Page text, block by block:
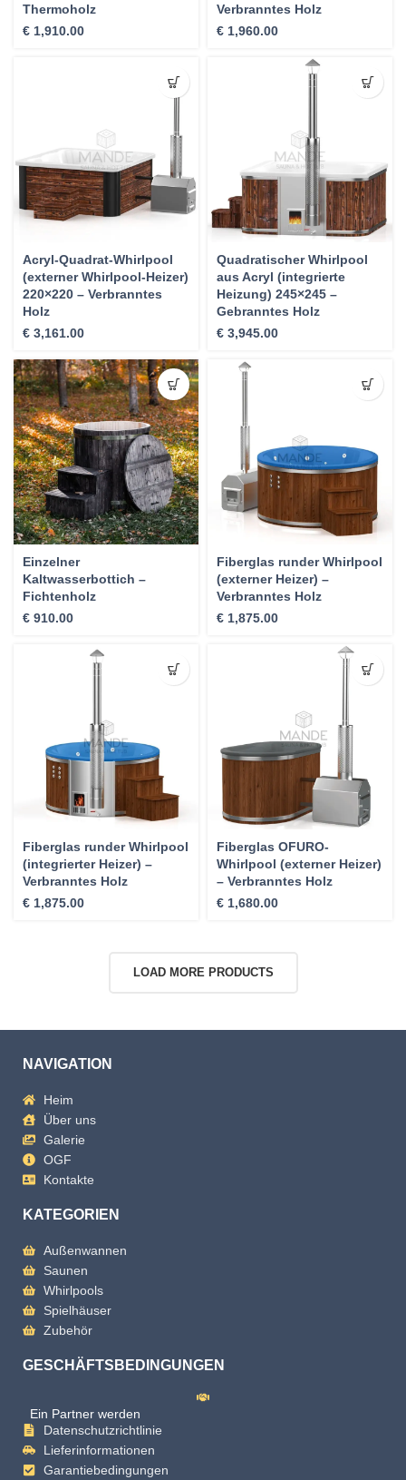
Thermoholz
€ 1,910.00
Verbranntes Holz
€ 1,960.00
Acryl-Quadrat-Whirlpool
(externer Whirlpool-Heizer)
220×220 – Verbranntes
Holz
€ 3,161.00
Quadratischer Whirlpool
aus Acryl (integrierte
Heizung) 245×245 –
Gebranntes Holz
€ 3,945.00
Einzelner
Kaltwasserbottich –
Fichtenholz
€ 910.00
Fiberglas runder Whirlpool
(externer Heizer) –
Verbranntes Holz
€ 1,875.00
Fiberglas runder Whirlpool
(integrierter Heizer) –
Verbranntes Holz
€ 1,875.00
Fiberglas OFURO-
Whirlpool (externer Heizer)
– Verbranntes Holz
€ 1,680.00
LOAD MORE PRODUCTS
NAVIGATION
Heim
Über uns
Galerie
OGF
Kontakte
KATEGORIEN
Außenwannen
Saunen
Whirlpools
Spielhäuser
Zubehör
GESCHÄFTSBEDINGUNGEN
Ein Partner werden
Datenschutzrichtlinie
Lieferinformationen
Garantiebedingungen